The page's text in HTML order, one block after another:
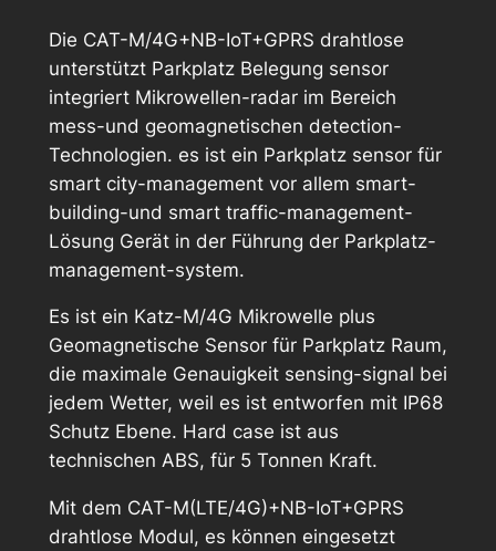
Die CAT-M/4G+NB-IoT+GPRS drahtlose
unterstützt Parkplatz Belegung sensor
integriert Mikrowellen-radar im Bereich
mess-und geomagnetischen detection-
Technologien. es ist ein Parkplatz sensor für
smart city-management vor allem smart-
building-und smart traffic-management-
Lösung Gerät in der Führung der Parkplatz-
management-system.
Es ist ein Katz-M/4G Mikrowelle plus
Geomagnetische Sensor für Parkplatz Raum,
die maximale Genauigkeit sensing-signal bei
jedem Wetter, weil es ist entworfen mit IP68
Schutz Ebene. Hard case ist aus
technischen ABS, für 5 Tonnen Kraft.
Mit dem CAT-M(LTE/4G)+NB-IoT+GPRS
drahtlose Modul, es können eingesetzt